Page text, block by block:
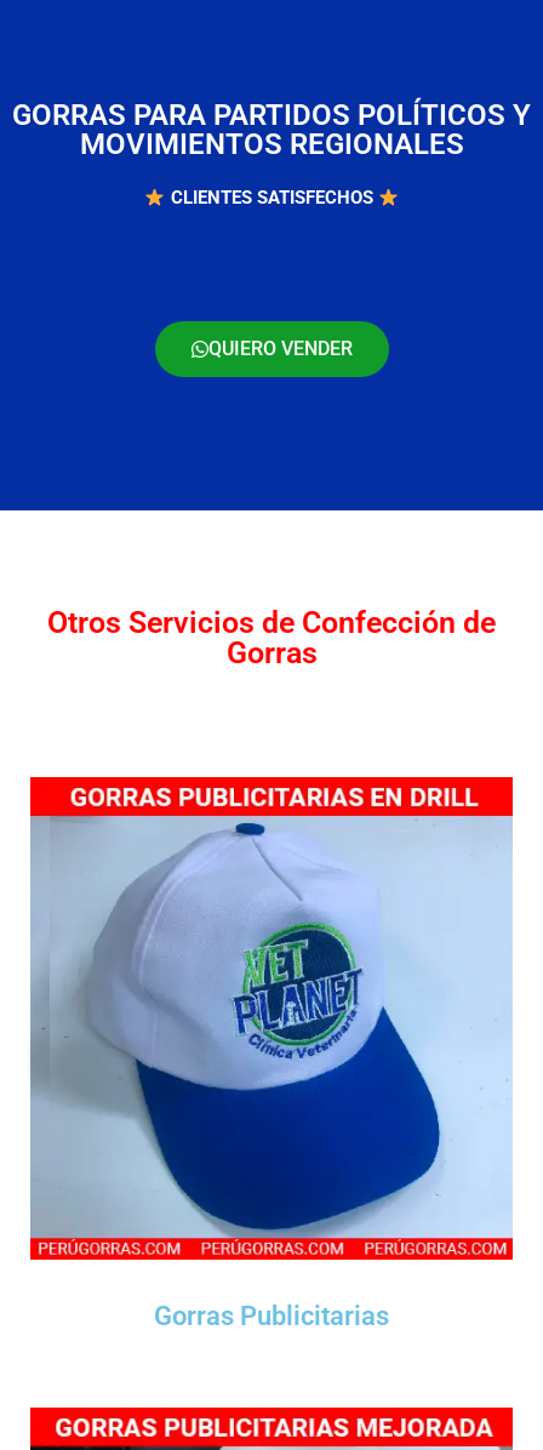
GORRAS PARA PARTIDOS POLÍTICOS Y
MOVIMIENTOS REGIONALES
CLIENTES SATISFECHOS
QUIERO VENDER
Otros Servicios de Confección de
Gorras
Gorras Publicitarias